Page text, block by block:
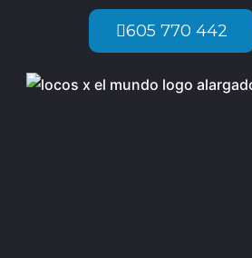
605 770 442